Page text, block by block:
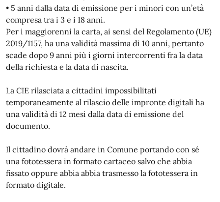
• 5 anni dalla data di emissione per i minori con un’età
compresa tra i 3 e i 18 anni.
Per i maggiorenni la carta, ai sensi del Regolamento (UE)
2019/1157, ha una validità massima di 10 anni, pertanto
scade dopo 9 anni più i giorni intercorrenti fra la data
della richiesta e la data di nascita.
La CIE rilasciata a cittadini impossibilitati
temporaneamente al rilascio delle impronte digitali ha
una validità di 12 mesi dalla data di emissione del
documento.
Il cittadino dovrà andare in Comune portando con sé
una fototessera in formato cartaceo salvo che abbia
fissato oppure abbia abbia trasmesso la fototessera in
formato digitale.